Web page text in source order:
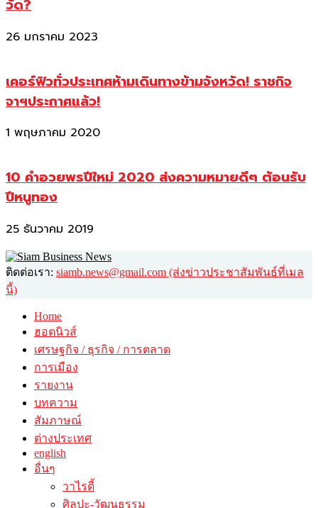
วัด?
26 มกราคม 2023
เคอร์ฟิวทั่วประเทศห้ามเดินทางข้ามจังหวัด! ราชกิจ
จาฯประกาศแล้ว!
1 พฤษภาคม 2020
10 คำอวยพรปีใหม่ 2020 ส่งความหมายดีๆ ต้อนรับ
ปีหนูทอง
25 ธันวาคม 2019
ติดต่อเรา: siamb.news@gmail.com (ส่งข่าวประชาสัมพันธ์ที่เมล
นี้)
Home
ฮอตนิวส์
เศรษฐกิจ / ธุรกิจ / การตลาด
การเมือง
รายงาน
บทความ
สัมภาษณ์
ต่างประเทศ
english
อื่นๆ
วาไรตี้
ศิลปะ-วัฒนธรรม